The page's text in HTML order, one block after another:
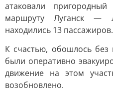
атаковали
маршруту Луганск —
находились 13 пассажиров.
К счастью, обошлось
были оперативно
движение на этом
возобновлено.